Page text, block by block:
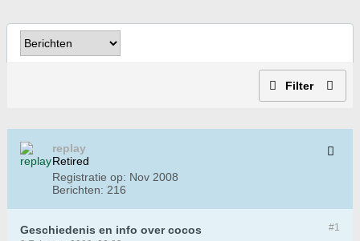
Filter
replay
Retired
Registratie op: Nov 2008
Berichten: 216
#1
Geschiedenis en info over cocos